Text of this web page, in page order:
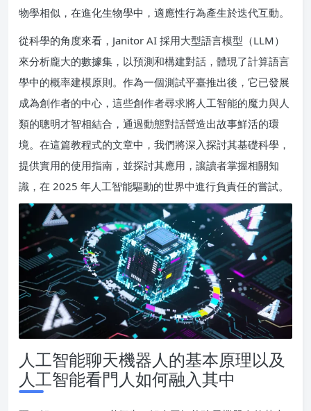
物學相似，在進化生物學中，適應性行為產生於迭代互動。
從科學的角度來看，Janitor AI 採用大型語言模型（LLM）
來分析龐大的數據集，以預測和構建對話，體現了計算語言
學中的概率建模原則。作為一個測試平臺推出後，它已發展
成為創作者的中心，這些創作者尋求將人工智能的魔力與人
類的聰明才智相結合，通過動態對話營造出故事鮮活的環
境。在這篇教程式的文章中，我們將深入探討其基礎科學，
提供實用的使用指南，並探討其應用，讓讀者掌握相關知
識，在 2025 年人工智能驅動的世界中進行負責任的嘗試。
人工智能聊天機器人的基本原理以及
人工智能看門人如何融入其中